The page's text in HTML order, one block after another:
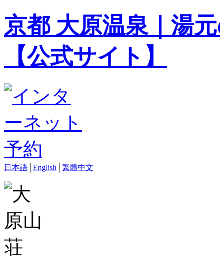
京都 大原温泉｜湯
【公式サイト】
日本語 English 繁體中文